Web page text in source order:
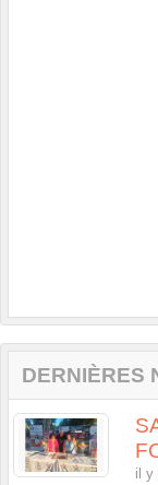
DERNIÈRES
il y